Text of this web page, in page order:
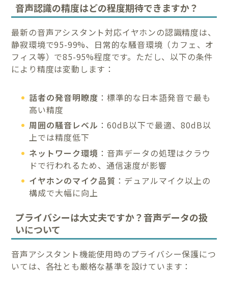
音声認識の精度はどの程度期待できますか？
最新の音声アシスタント対応イヤホンの認識精度は、
静寂環境で95-99%、日常的な騒音環境（カフェ、オ
フィス等）で85-95%程度です。ただし、以下の条件
により精度は変動します：
話者の発音明瞭度 ：標準的な日本語発音で最も
高い精度
周囲の騒音レベル ：60dB以下で最適、80dB以
上では精度低下
ネットワーク環境 ：音声データの処理はクラウ
ドで行われるため、通信速度が影響
イヤホンのマイク品質 ：デュアルマイク以上の
構成で大幅に向上
プライバシーは大丈夫ですか？音声データの扱
いについて
音声アシスタント機能使用時のプライバシー保護につ
いては、各社とも厳格な基準を設けています：